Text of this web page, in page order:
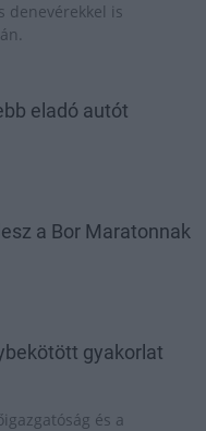
denevérekkel is
eladó autót
a Bor Maratonnak
gyakorlat
és a